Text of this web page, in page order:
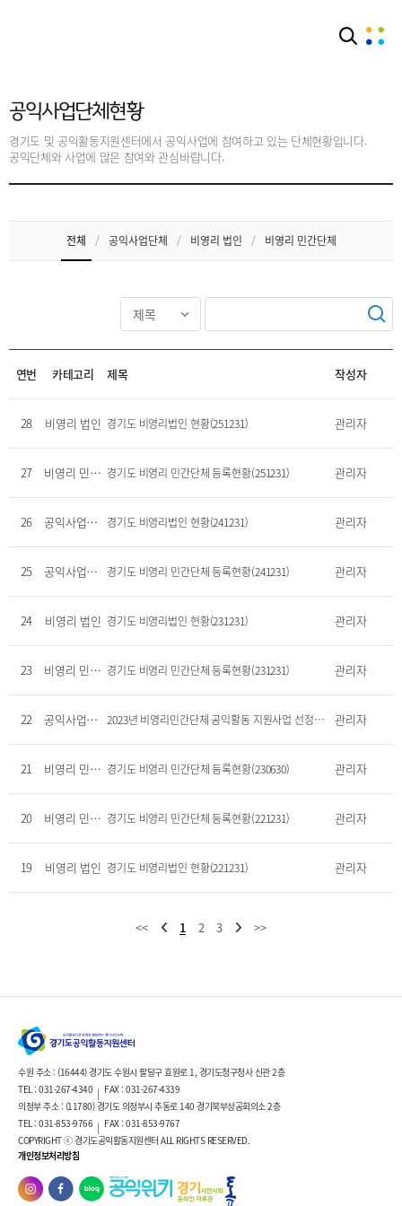
공익사업단체현황
경기도 및 공익활동지원센터에서 공익사업에 참여하고 있는 단체현황입니다.
공익단체와 사업에 많은 참여와 관심바랍니다.
전체 / 공익사업단체 / 비영리 법인 / 비영리 민간단체
연번 카테고리 제목 작성자
28 비영리 법인 경기도 비영리법인 현황(251231) 관리자
27 비영리 민간단체 경기도 비영리 민간단체 등록현황(251231) 관리자
26 공익사업단체 경기도 비영리법인 현황(241231) 관리자
25 공익사업단체 경기도 비영리 민간단체 등록현황(241231) 관리자
24 비영리 법인 경기도 비영리법인 현황(231231) 관리자
23 비영리 민간단체 경기도 비영리 민간단체 등록현황(231231) 관리자
22 공익사업단체 2023년 비영리민간단체 공익활동 지원사업 선정단체 현황 관리자
21 비영리 민간단체 경기도 비영리 민간단체 등록현황(230630) 관리자
20 비영리 민간단체 경기도 비영리 민간단체 등록현황(221231) 관리자
19 비영리 법인 경기도 비영리법인 현황(221231) 관리자
<< 1 2 3 >>
수원 주소 : (16444) 경기도 수원시 팔달구 효원로 1, 경기도청구청사 신관 2층
TEL : 031-267-4340 | FAX : 031-267-4339
의정부 주소 : (11780) 경기도 의정부시 추동로 140 경기북부상공회의소 2층
TEL : 031-853-9766 | FAX : 031-853-9767
COPYRIGHT ⓒ 경기도공익활동지원센터 ALL RIGHTS RESERVED.
개인정보처리방침